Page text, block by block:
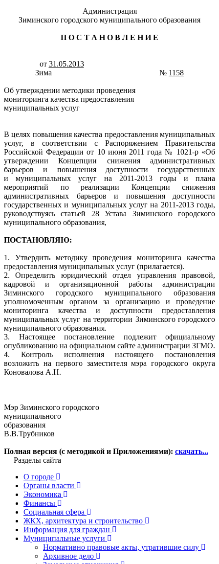
Администрация
Зиминского городского муниципального образования
П О С Т А Н О В Л Е Н И Е
от 31.05.2013
Зима № 1158
Об утверждении методики проведения
мониторинга качества предоставления
муниципальных услуг
В целях повышения качества предоставления муниципальных
услуг, в соответствии с Распоряжением Правительства
Российской Федерации от 10 июня 2011 года № 1021-р «Об
утверждении Концепции снижения административных
барьеров и повышения доступности государственных
и муниципальных услуг на 2011-2013 годы и плана
мероприятий по реализации Концепции снижения
административных барьеров и повышения доступности
государственных и муниципальных услуг на 2011-2013 годы,
руководствуясь статьей 28 Устава Зиминского городского
муниципального образования,
ПОСТАНОВЛЯЮ:
1. Утвердить методику проведения мониторинга качества
предоставления муниципальных услуг (прилагается).
2. Определить юридический отдел управления правовой,
кадровой и организационной работы администрации
Зиминского городского муниципального образования
уполномоченным органом за организацию и проведение
мониторинга качества и доступности предоставления
муниципальных услуг на территории Зиминского городского
муниципального образования.
3. Настоящее постановление подлежит официальному
опубликованию на официальном сайте администрации ЗГМО.
4. Контроль исполнения настоящего постановления
возложить на первого заместителя мэра городского округа
Коновалова А.Н.
Мэр Зиминского городского
муниципального
В.В.Трубников
Полная версия (с методикой и Приложениями): скачать...
Разделы сайта
О городе
Органы власти
Экономика
Финансы
Социальная сфера
ЖКХ, архитектура и строительство
Информация для граждан
Муниципальные услуги
Нормативно правовые акты, утратившие силу
Архивное дело